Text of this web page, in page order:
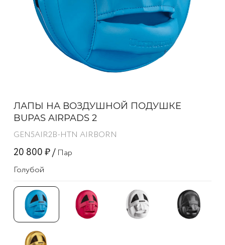
ЛАПЫ НА ВОЗДУШНОЙ ПОДУШКЕ
BUPAS AIRPADS 2
GEN5AIR2B-HTN AIRBORN
20 800 ₽ / Пар
Голубой